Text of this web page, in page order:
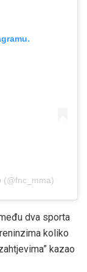
(@fnc_mma)
dva sporta
koliko
kazao